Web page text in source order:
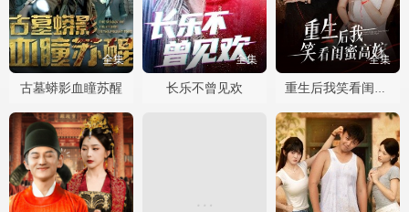
全集
古墓蟒影血瞳苏醒
全集
长乐不曾见欢
全集
重生后我笑看闺蜜高嫁